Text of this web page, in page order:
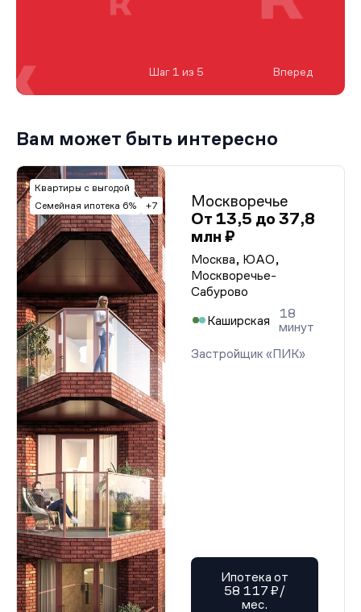
Шаг 1 из 5 Вперед
Вам может быть интересно
Квартиры с выгодой
Семейная ипотека 6%
+7
Москворечье
От 13,5 до 37,8
млн ₽
Москва, ЮАО,
Москворечье-
Сабурово
Каширская
18
минут
Застройщик «ПИК»
Ипотека от
58 117 ₽/
мес.